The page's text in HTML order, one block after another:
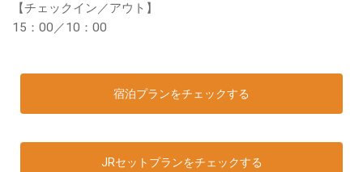
【チェックイン／アウト】
15：00／10：00
宿泊プランをチェックする
JRセットプランをチェックする